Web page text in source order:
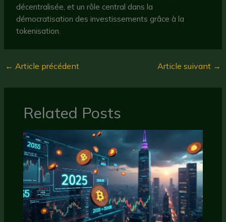
décentralisée, et un rôle central dans la
démocratisation des investissements grâce à la
tokenisation.
← Article précédent Article suivant →
Related Posts